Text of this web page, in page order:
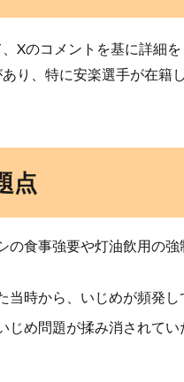
Xのコメントを基に詳細
り、特に安楽選手が在籍
点
の食事強要や灯油飲用の
当時から、いじめが頻発し
じめ問題が揉み消されてい